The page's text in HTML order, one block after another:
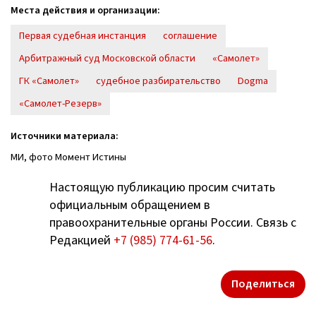
Места действия и организации:
Первая судебная инстанция
соглашение
Арбитражный суд Московской области
«Самолет»
ГК «Самолет»
судебное разбирательство
Dogma
«Самолет-Резерв»
Источники материала:
МИ, фото Момент Истины
Настоящую публикацию просим считать
официальным обращением в
правоохранительные органы России. Связь с
Редакцией +7 (985) 774-61-56.
Поделиться